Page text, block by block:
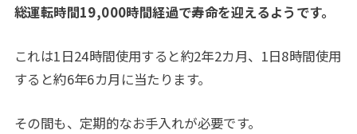
総運転時間19,000時間経過で寿命を迎えるようです。
これは1日24時間使用すると約2年2カ月、1日8時間使用
すると約6年6カ月に当たります。
その間も、定期的なお手入れが必要です。